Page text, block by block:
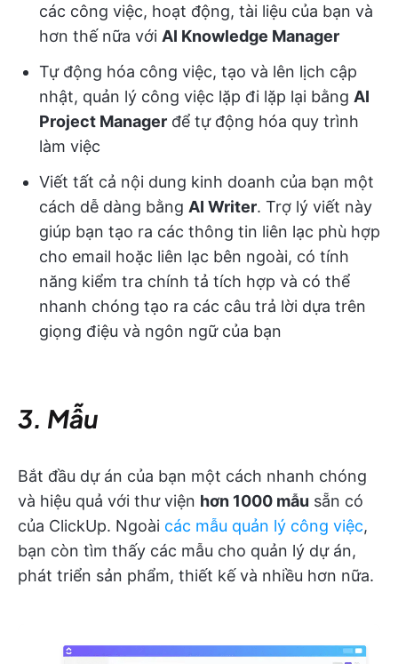
các công việc, hoạt động, tài liệu của bạn và
hơn thế nữa với AI Knowledge Manager
Tự động hóa công việc, tạo và lên lịch cập
nhật, quản lý công việc lặp đi lặp lại bằng AI
Project Manager để tự động hóa quy trình
làm việc
Viết tất cả nội dung kinh doanh của bạn một
cách dễ dàng bằng AI Writer. Trợ lý viết này
giúp bạn tạo ra các thông tin liên lạc phù hợp
cho email hoặc liên lạc bên ngoài, có tính
năng kiểm tra chính tả tích hợp và có thể
nhanh chóng tạo ra các câu trả lời dựa trên
giọng điệu và ngôn ngữ của bạn
3. Mẫu
Bắt đầu dự án của bạn một cách nhanh chóng
và hiệu quả với thư viện hơn 1000 mẫu sẵn có
của ClickUp. Ngoài các mẫu quản lý công việc,
bạn còn tìm thấy các mẫu cho quản lý dự án,
phát triển sản phẩm, thiết kế và nhiều hơn nữa.